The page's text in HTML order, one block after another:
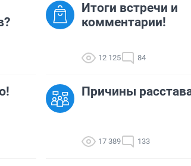
Итоги встречи и
комментарии!
12 125 84
Причины
17 389 133